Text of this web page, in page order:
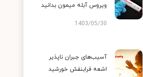
ویروس آبله میمون بدانید
1403/05/30
آسیب‌های جبران ناپذیر
اشعه فرابنفش خورشید